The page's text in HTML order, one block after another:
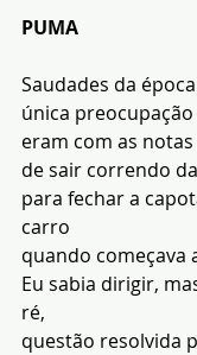
PUMA
Saudades da
única preocupação
eram com as
de sair correndo
para fechar a
carro
quando começava
Eu sabia dirigir,
ré,
questão resolvida